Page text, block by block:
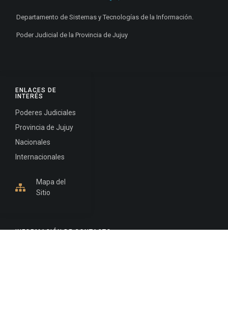
INFORMACIÓN DE CONTACTO
ENLACES DE
INTERÉS
Poderes Judiciales
Provincia de Jujuy
Nacionales
Internacionales
Mapa del
Sitio
Departamento de Sistemas y Tecnologías de la Información.
Poder Judicial de la Provincia de Jujuy